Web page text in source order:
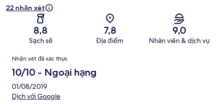
22 nhận xét
8,8
Sạch sẽ
7,8
Địa điểm
9,0
Nhân viên & dịch vụ
Nhận
xét
Nhận xét đã xác thực
10/10 - Ngoại hạng
01/08/2019
Dịch với Google